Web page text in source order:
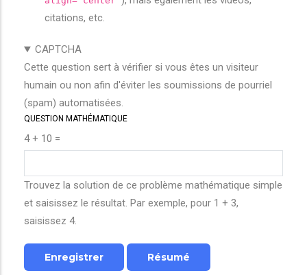
citations, etc.
CAPTCHA
Cette question sert à vérifier si vous êtes un visiteur
humain ou non afin d'éviter les soumissions de pourriel
(spam) automatisées.
QUESTION MATHÉMATIQUE
4 + 10 =
Trouvez la solution de ce problème mathématique simple
et saisissez le résultat. Par exemple, pour 1 + 3,
saisissez 4.